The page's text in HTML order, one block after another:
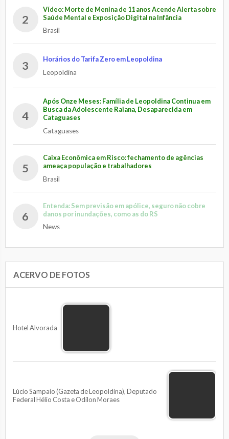
2
Vídeo: Morte de Menina de 11 anos Acende Alerta sobre
Saúde Mental e Exposição Digital na Infância
Brasil
3
Horários do Tarifa Zero em Leopoldina
Leopoldina
4
Após Onze Meses: Família de Leopoldina Continua em
Busca da Adolescente Raiana, Desaparecida em
Cataguases
Cataguases
5
Caixa Econômica em Risco: fechamento de agências
ameaça população e trabalhadores
Brasil
6
Entenda: Sem previsão em apólice, seguro não cobre
danos por inundações, como as do RS
News
ACERVO DE FOTOS
Hotel Alvorada
Lúcio Sampaio (Gazeta de Leopoldina), Deputado
Federal Hélio Costa e Odilon Moraes